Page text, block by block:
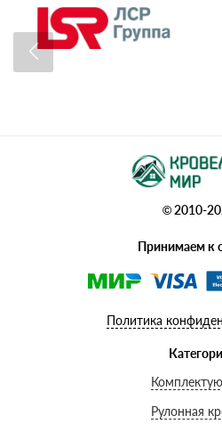
© 2010-
Принимаем к
Политика
Рулонная